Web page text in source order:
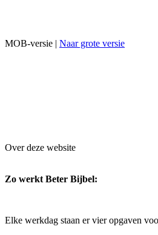
MOB-versie | Naar grote versie
Over deze website
Zo werkt Beter Bijbel:
Elke werkdag staan er vier opgaven